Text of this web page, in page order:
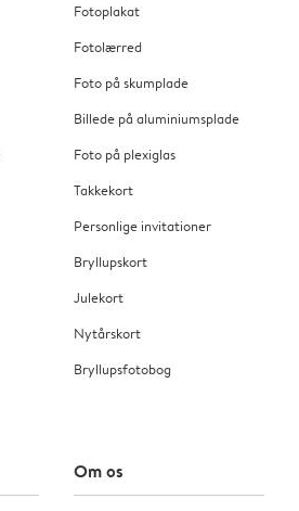
Fotoplakat
Fotolærred
Foto på skumplade
Billede på aluminiumsplade
Foto på plexiglas
Takkekort
Personlige invitationer
Bryllupskort
Julekort
Nytårskort
Bryllupsfotobog
Om os